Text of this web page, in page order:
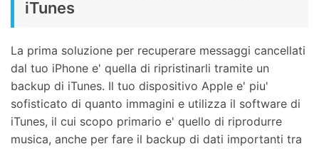
iTunes
La prima soluzione per recuperare messaggi cancellati
dal tuo iPhone e' quella di ripristinarli tramite un
backup di iTunes. Il tuo dispositivo Apple e' piu'
sofisticato di quanto immagini e utilizza il software di
iTunes, il cui scopo primario e' quello di riprodurre
musica, anche per fare il backup di dati importanti tra